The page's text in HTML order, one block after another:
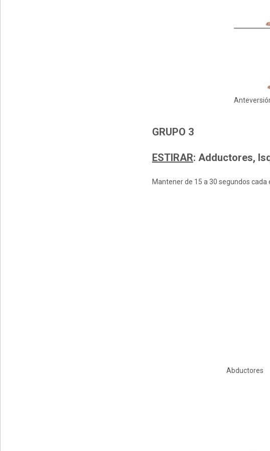
GRUPO 3
ESTIRAR: Adductores,
Mantener de 15 a 30 segundos
Abductores